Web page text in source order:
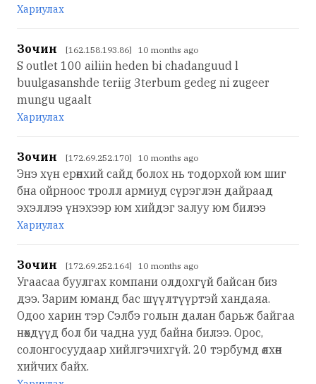
Хариулах
Зочин [162.158.193.86] 10 months ago
S outlet 100 ailiin heden bi chadanguud l
buulgasanshde teriig 3terbum gedeg ni zugeer
mungu ugaalt
Хариулах
Зочин [172.69.252.170] 10 months ago
Энэ хүн ерөнхий сайд болох нь тодорхой юм шиг
бна ойрноос тролл армиуд сүрэглэн дайраад
эхэллээ үнэхээр юм хийдэг залуу юм билээ
Хариулах
Зочин [172.69.252.164] 10 months ago
Угаасаа буулгах компани олдохгүй байсан биз
дээ. Зарим юманд бас шүүлтүүртэй хандаяа.
Одоо харин тэр Сэлбэ голын далан барьж байгаа
нөхдүүд бол би чадна ууд байна билээ. Орос,
солонгосуудаар хийлгэчихгүй. 20 тэрбумд өлхөн
хийчих байх.